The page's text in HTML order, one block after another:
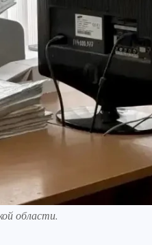
области.